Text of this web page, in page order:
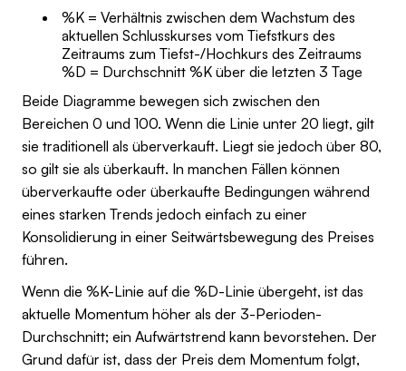
%K = Verhältnis zwischen dem Wachstum des
aktuellen Schlusskurses vom Tiefstkurs des
Zeitraums zum Tiefst-/Hochkurs des Zeitraums
%D = Durchschnitt %K über die letzten 3 Tage
Beide Diagramme bewegen sich zwischen den
Bereichen 0 und 100. Wenn die Linie unter 20 liegt, gilt
sie traditionell als überverkauft. Liegt sie jedoch über 80,
so gilt sie als überkauft. In manchen Fällen können
überverkaufte oder überkaufte Bedingungen während
eines starken Trends jedoch einfach zu einer
Konsolidierung in einer Seitwärtsbewegung des Preises
führen.
Wenn die %K-Linie auf die %D-Linie übergeht, ist das
aktuelle Momentum höher als der 3-Perioden-
Durchschnitt; ein Aufwärtstrend kann bevorstehen. Der
Grund dafür ist, dass der Preis dem Momentum folgt,